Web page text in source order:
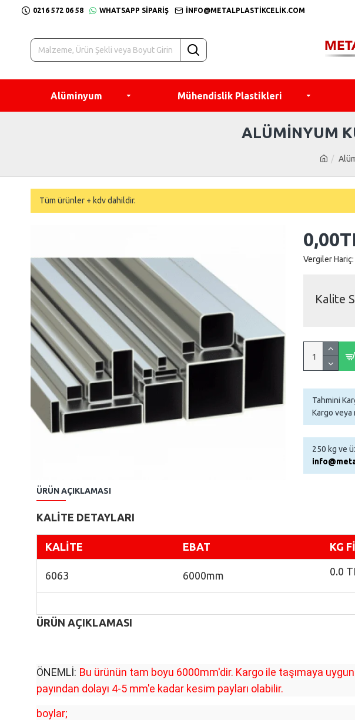
0216 572 06 58 WHATSAPP SIPARIŞ INFO@METALPLASTIKCELIK.COM
Alüminyum Mühendislik Plastikleri
ALÜMINYUM
Tüm ürünler + kdv dahildir.
Vergiler
Kalite
Tahmini
Kargo veya
250 kg ve
ÜRÜN AÇIKLAMASI
KALİTE DETAYLARI
KALİTE EBAT KG
6063 6000mm 0.0
ÜRÜN AÇIKLAMASI
ÖNEMLİ: Bu ürünün tam boyu 6000mm'dir. Kargo ile taşımaya
payından dolayı 4-5 mm'e kadar kesim payları olabilir.
boylar;